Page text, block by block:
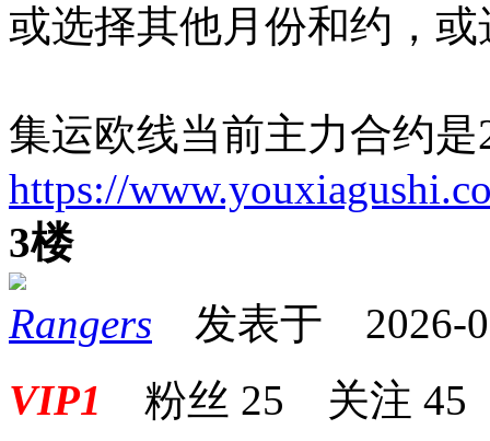
或选择其他月份和约，
集运欧线当前主力合约是
https://
3楼
Rangers 发表于 2026-
VIP1 粉丝 25 关注 45